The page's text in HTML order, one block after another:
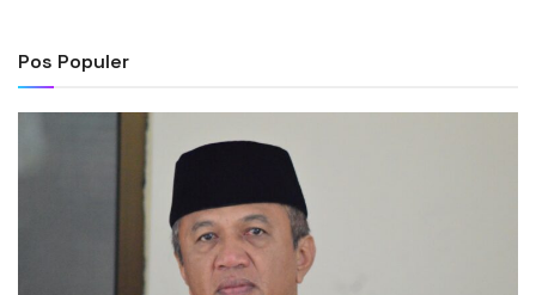
Pos Populer